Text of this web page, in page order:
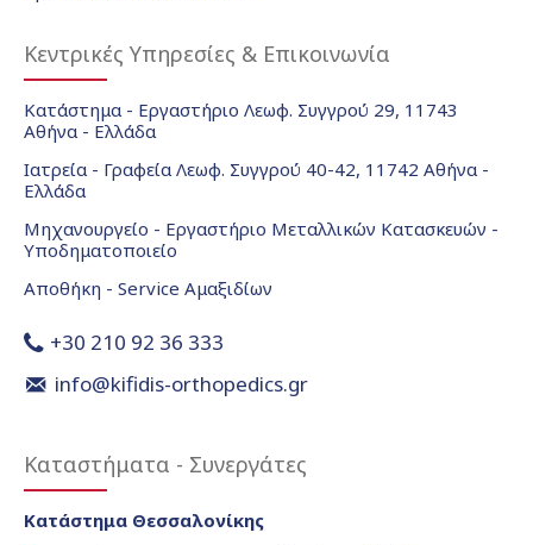
Κεντρικές Υπηρεσίες & Επικοινωνία
Κατάστημα - Εργαστήριο Λεωφ. Συγγρού 29, 11743
Αθήνα - Ελλάδα
Ιατρεία - Γραφεία Λεωφ. Συγγρού 40-42, 11742 Αθήνα -
Ελλάδα
Μηχανουργείο - Εργαστήριο Μεταλλικών Κατασκευών -
Υποδηματοποιείο
Αποθήκη - Service Αμαξιδίων
+30 210 92 36 333
info@kifidis-orthopedics.gr
Καταστήματα - Συνεργάτες
Κατάστημα Θεσσαλονίκης